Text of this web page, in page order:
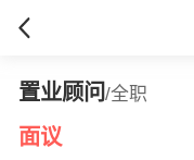
置业顾问/全职
面议